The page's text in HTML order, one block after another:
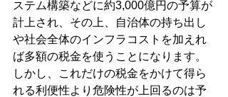
ステム構築などに約3,000億円の予算が
計上され、その上、自治体の持ち出し
や社会全体のインフラコストを加えれ
ば多額の税金を使うことになります。
しかし、これだけの税金をかけて得ら
れる利便性より危険性が上回るのは予